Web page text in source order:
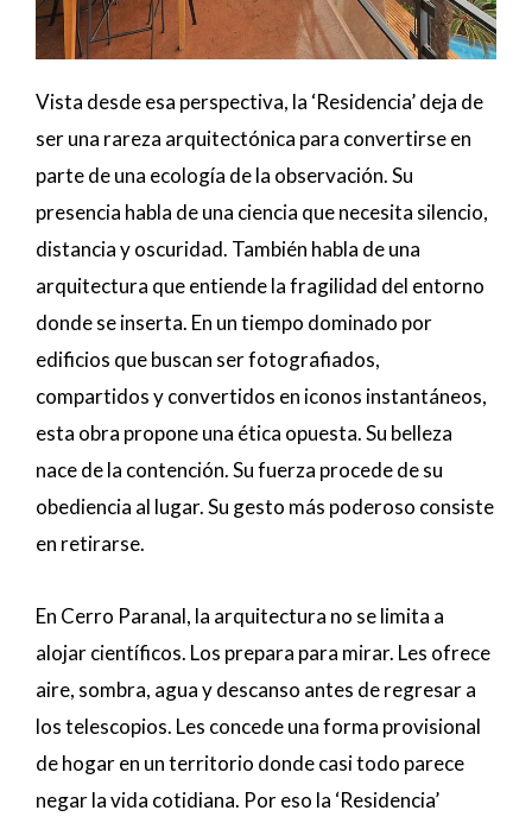
Vista desde esa perspectiva, la ‘Residencia’ deja de
ser una rareza arquitectónica para convertirse en
parte de una ecología de la observación. Su
presencia habla de una ciencia que necesita silencio,
distancia y oscuridad. También habla de una
arquitectura que entiende la fragilidad del entorno
donde se inserta. En un tiempo dominado por
edificios que buscan ser fotografiados,
compartidos y convertidos en iconos instantáneos,
esta obra propone una ética opuesta. Su belleza
nace de la contención. Su fuerza procede de su
obediencia al lugar. Su gesto más poderoso consiste
en retirarse.
En Cerro Paranal, la arquitectura no se limita a
alojar científicos. Los prepara para mirar. Les ofrece
aire, sombra, agua y descanso antes de regresar a
los telescopios. Les concede una forma provisional
de hogar en un territorio donde casi todo parece
negar la vida cotidiana. Por eso la ‘Residencia’